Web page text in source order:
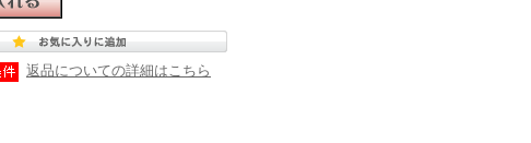
返品についての詳細はこちら